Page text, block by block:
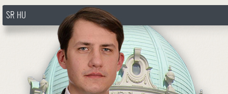
http://www.pasztorbalint.rs/sr
SR HU